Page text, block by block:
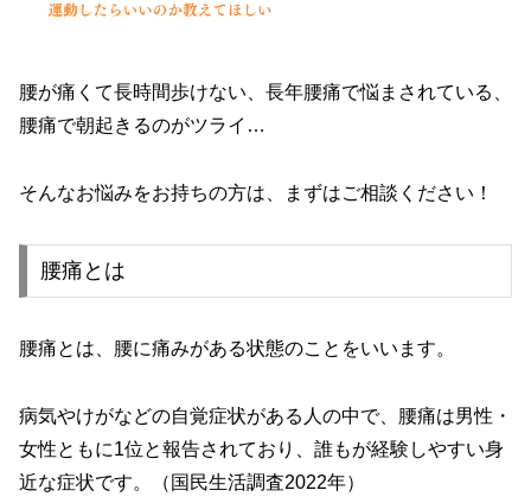
腰が痛くて長時間歩けない、長年腰痛で悩まされている、
腰痛で朝起きるのがツライ…
そんなお悩みをお持ちの方は、まずはご相談ください！
腰痛とは
腰痛とは、腰に痛みがある状態のことをいいます。
病気やけがなどの自覚症状がある人の中で、腰痛は男性・
女性ともに1位と報告されており、誰もが経験しやすい身
近な症状です。（国民生活調査2022年）